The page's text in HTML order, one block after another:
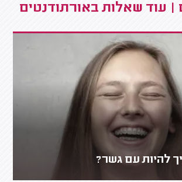
| עוד שאלות באורתודנטים
להיות עם גשר?